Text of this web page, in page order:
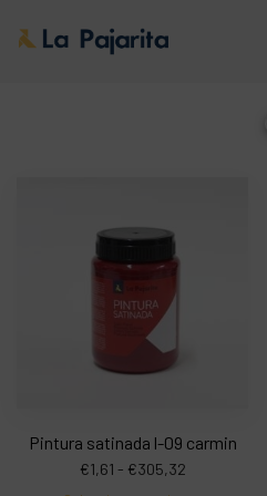
Pintura satinada l-09 carmin
€1,61 - €305,32